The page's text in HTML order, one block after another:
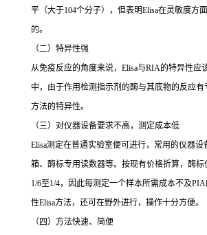
平（大于104个分子），但表明Elisa在灵敏度方
的。
（二）特异性强
从免疫反应的角度来说， Elisa与RIA的特异性应
中，由于作用检测指示剂的酶与其底物的反应
方法的特异性。
（三）对仪器设备要求不高，测定成本低
Elisa测定在普通实验室便可进行，常用的仪器设
箱、酶标专用读数器等。按现有价格折算，酶
1/6至1/4，因此每测定一个样本所需成本不及PIA
性Elisa方法，还可在野外进行，操作十分方便。
（四）方法快速、简便